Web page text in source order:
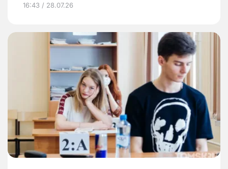
16:43 / 28.07.26